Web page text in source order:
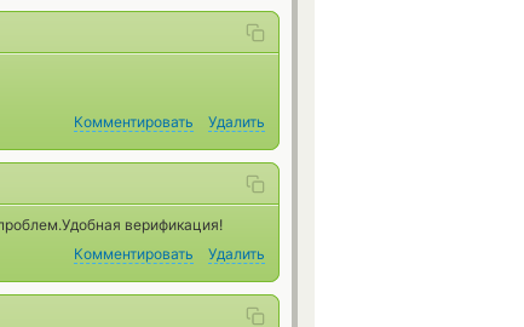
Комментировать Удалить
верификация!
Комментировать Удалить